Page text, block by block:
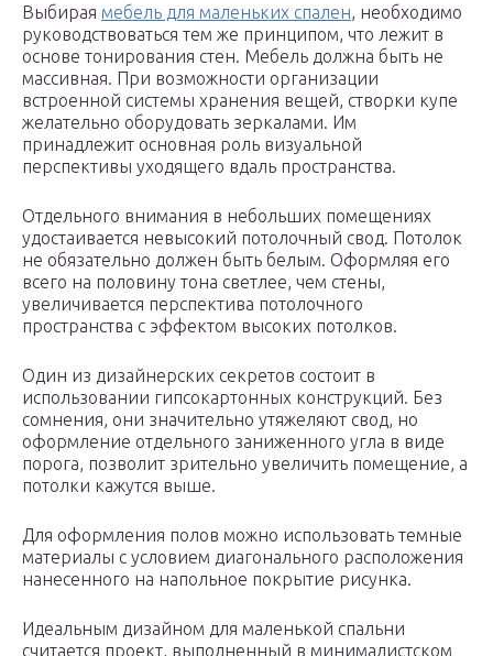
Выбирая мебель для маленьких спален, необходимо
руководствоваться тем же принципом, что лежит в
основе тонирования стен. Мебель должна быть не
массивная. При возможности организации
встроенной системы хранения вещей, створки купе
желательно оборудовать зеркалами. Им
принадлежит основная роль визуальной
перспективы уходящего вдаль пространства.
Отдельного внимания в небольших помещениях
удостаивается невысокий потолочный свод. Потолок
не обязательно должен быть белым. Оформляя его
всего на половину тона светлее, чем стены,
увеличивается перспектива потолочного
пространства с эффектом высоких потолков.
Один из дизайнерских секретов состоит в
использовании гипсокартонных конструкций. Без
сомнения, они значительно утяжеляют свод, но
оформление отдельного заниженного угла в виде
порога, позволит зрительно увеличить помещение, а
потолки кажутся выше.
Для оформления полов можно использовать темные
материалы с условием диагонального расположения
нанесенного на напольное покрытие рисунка.
Идеальным дизайном для маленькой спальни
считается проект, выполненный в минималистском